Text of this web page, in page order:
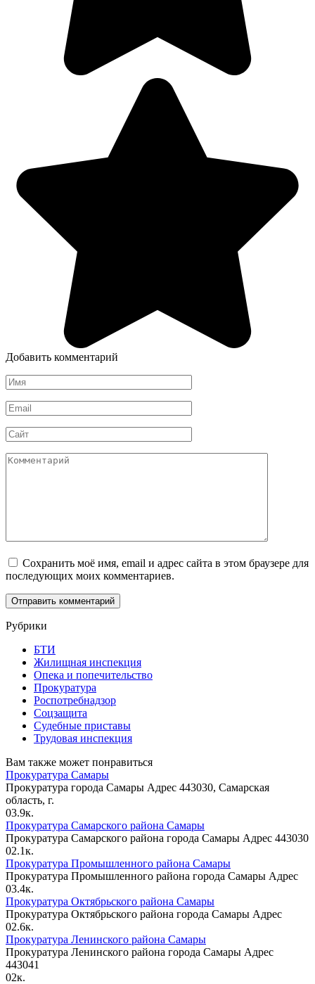
Добавить комментарий
Имя
*
Email
*
Сайт
Комментарий
Сохранить моё имя, email и адрес сайта в этом браузере для
последующих моих комментариев.
Рубрики
БТИ
Жилищная инспекция
Опека и попечительство
Прокуратура
Роспотребнадзор
Соцзащита
Судебные приставы
Трудовая инспекция
Вам также может понравиться
Прокуратура Самары
Прокуратура города Самары Адрес 443030, Самарская
область, г.
03.9к.
Прокуратура Самарского района Самары
Прокуратура Самарского района города Самары Адрес 443030
02.1к.
Прокуратура Промышленного района Самары
Прокуратура Промышленного района города Самары Адрес
03.4к.
Прокуратура Октябрьского района Самары
Прокуратура Октябрьского района города Самары Адрес
02.6к.
Прокуратура Ленинского района Самары
Прокуратура Ленинского района города Самары Адрес
443041
02к.